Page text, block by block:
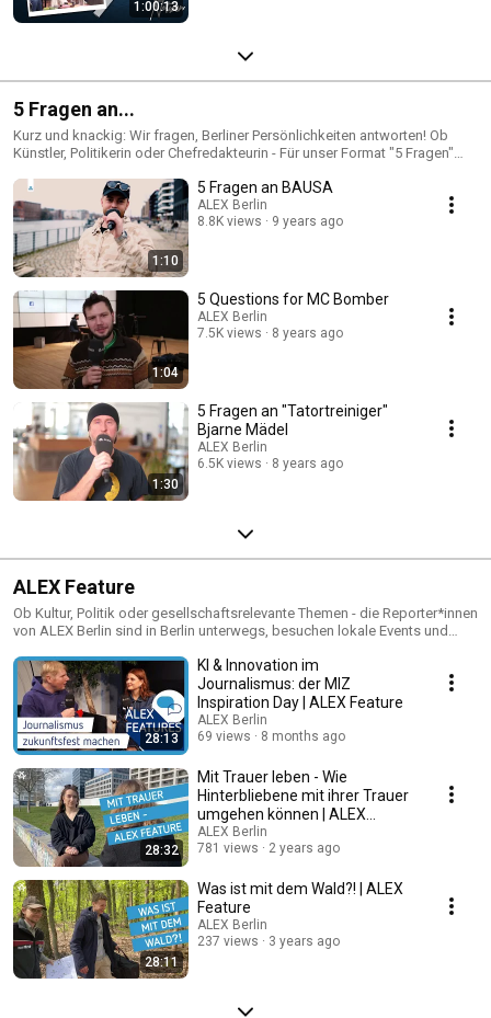
1:00:13
5 Fragen an...
Kurz und knackig: Wir fragen, Berliner Persönlichkeiten antworten! Ob
Künstler, Politikerin oder Chefredakteurin - Für unser Format "5 Fragen"
1:10
5 Fragen an BAUSA
ALEX Berlin
8.8K views
9 years ago
1:04
5 Questions for MC Bomber
ALEX Berlin
7.5K views
8 years ago
1:30
5 Fragen an "Tatortreiniger"
Bjarne Mädel
ALEX Berlin
6.5K views
8 years ago
ALEX Feature
Ob Kultur, Politik oder gesellschaftsrelevante Themen ­­- die Reporter*innen
von ALEX Berlin sind in Berlin unterwegs, besuchen lokale Events und
28:13
KI & Innovation im
Journalismus: der MIZ
Inspiration Day | ALEX Feature
ALEX Berlin
69 views
8 months ago
28:32
Mit Trauer leben - Wie
Hinterbliebene mit ihrer Trauer
umgehen können | ALEX
Feature
ALEX Berlin
781 views
2 years ago
28:11
Was ist mit dem Wald?! | ALEX
Feature
ALEX Berlin
237 views
3 years ago